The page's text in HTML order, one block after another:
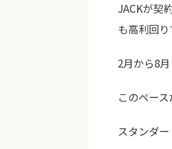
JACKが契
も高利回り
2月から8
このペース
スタンダ